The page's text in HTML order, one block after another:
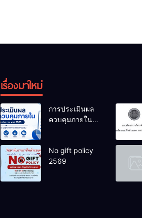
เรื่องมาใหม่
การประเมินผล
ควบคุมภายใน
No gift policy
2569